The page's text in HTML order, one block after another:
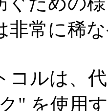
非常に稀
コルは、
" を使用